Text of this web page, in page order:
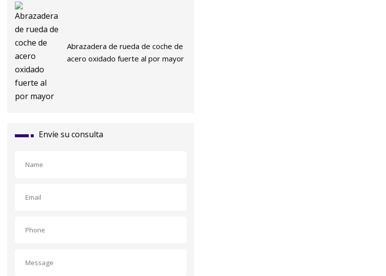
Abrazadera de rueda de coche de
acero oxidado fuerte al por mayor
Envíe su consulta